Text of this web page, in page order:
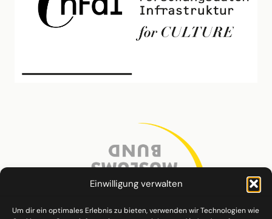
Einwilligung verwalten
Um dir ein optimales Erlebnis zu bieten, verwenden wir Technologien wie